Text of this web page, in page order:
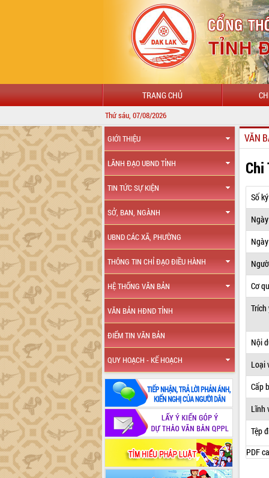
TRANG CHỦ
Thứ sáu, 07/08/2026
GIỚI THIỆU
LÃNH ĐẠO UBND TỈNH
TIN TỨC SỰ KIỆN
SỞ, BAN, NGÀNH
UBND CÁC XÃ, PHƯỜNG
THÔNG TIN CHỈ ĐẠO ĐIỀU HÀNH
HỆ THỐNG VĂN BẢN
VĂN BẢN HĐND TỈNH
ĐIỂM TIN VĂN BẢN
QUY HOẠCH - KẾ HOẠCH
VĂN
Chi
Số
Cơ
Trích
Nội
Loại
Cấp
Lĩnh
Tệp
PDF